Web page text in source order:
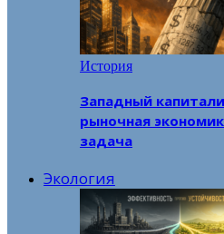
История
Западный
рыночная
задача
Экология